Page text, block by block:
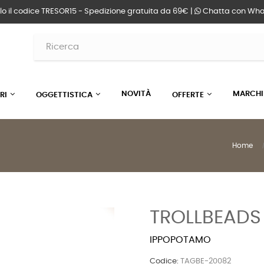
il codice TRESOR15 - Spedizione gratuita da 69€ | Chatta con
OGGETTISTICA NOVITÀ OFFERTE MARCHI
Home
TROLLBEADS
IPPOPOTAMO
Codice: TAGBE-20082